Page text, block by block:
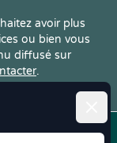
avoir plus
ou bien vous
diffusé sur
.
| CGV | RGPD